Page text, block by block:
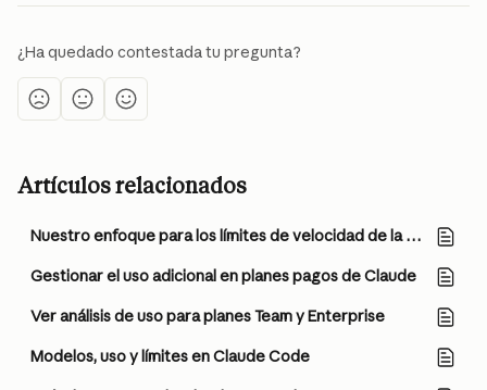
¿Ha quedado contestada tu pregunta?
Artículos relacionados
Nuestro enfoque para los límites de velocidad de la API de Claude
Gestionar el uso adicional en planes pagos de Claude
Ver análisis de uso para planes Team y Enterprise
Modelos, uso y límites en Claude Code